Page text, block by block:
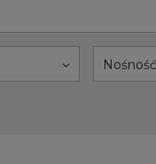
Nośność